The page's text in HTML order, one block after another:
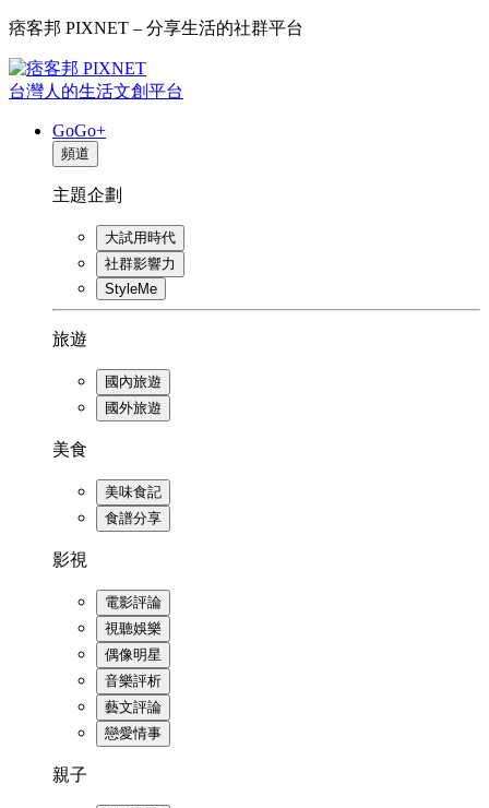
痞客邦 PIXNET – 分享生活的社群平台
台灣人的生活文創平台
GoGo+
頻道
主題企劃
大試用時代
社群影響力
StyleMe
旅遊
國內旅遊
國外旅遊
美食
美味食記
食譜分享
影視
電影評論
視聽娛樂
偶像明星
音樂評析
藝文評論
戀愛情事
親子